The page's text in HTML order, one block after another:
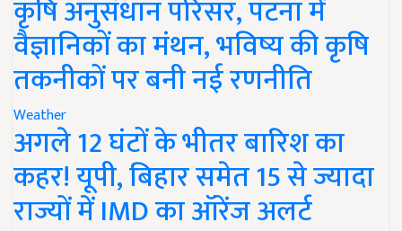
कृषि अनुसंधान परिसर, पटना में
वैज्ञानिकों का मंथन, भविष्य की कृषि
तकनीकों पर बनी नई रणनीति
Weather
अगले 12 घंटों के भीतर बारिश का
कहर! यूपी, बिहार समेत 15 से ज्यादा
राज्यों में IMD का ऑरेंज अलर्ट